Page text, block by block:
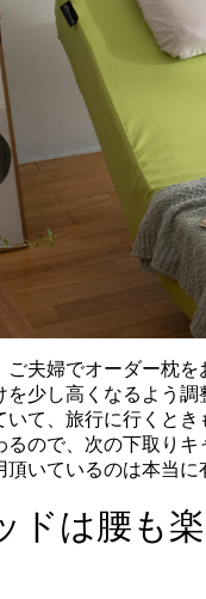
夫婦でオーダー枕を
を少し高くなるよう
て、旅行に行くとき
るので、次の下取り
いているのは本当に
ドは腰も楽